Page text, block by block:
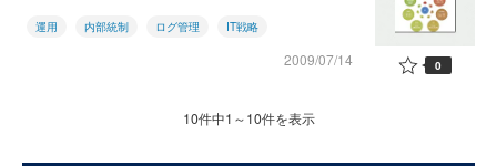
運用 内部統制 ログ管理 IT戦略
2009/07/14 0
10件中1～10件を表示